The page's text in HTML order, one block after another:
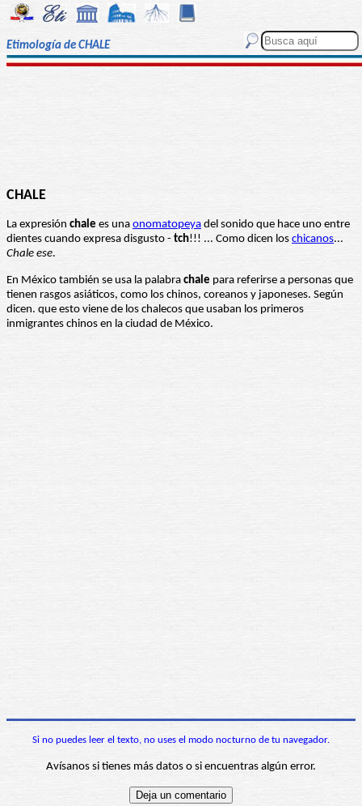
Etimología de CHALE
CHALE
La expresión chale es una onomatopeya del sonido que hace uno entre
dientes cuando expresa disgusto - tch!!! ... Como dicen los chicanos...
Chale ese.
En México también se usa la palabra chale para referirse a personas que
tienen rasgos asiáticos, como los chinos, coreanos y japoneses. Según
dicen. que esto viene de los chalecos que usaban los primeros
inmigrantes chinos en la ciudad de México.
Si no puedes leer el texto, no uses el modo nocturno de tu navegador.
Avísanos si tienes más datos o si encuentras algún error.